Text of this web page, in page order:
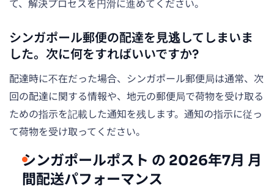
て、解決プロセスを円滑に進めてください。
シンガポール郵便の配達を見逃してしまいま
した。次に何をすればいいですか?
配達時に不在だった場合、シンガポール郵便局は通常、次
回の配達に関する情報や、地元の郵便局で荷物を受け取る
ための指示を記載した通知を残します。通知の指示に従っ
て荷物を受け取ってください。
シンガポールポスト の 2026年7月 月
間配送パフォーマンス